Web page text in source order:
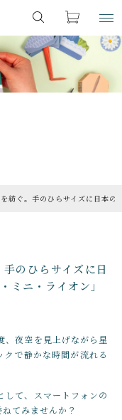
LOGIN
紡ぐ。手のひらサイズに日本
のひらサイズに日
ミニ・ライオン」
、夜空を見上げながら星
で静かな時間が流れる
して、スマートフォンの
てみませんか？